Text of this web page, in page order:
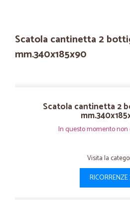
Scatola cantinetta 2
mm.340x185x90
Scatola cantinetta 2
In questo momento non
Visita la
RICORRENZE